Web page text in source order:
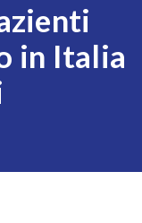
in Italia